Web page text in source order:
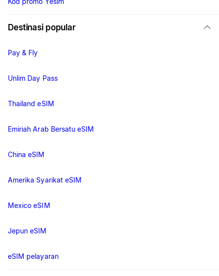
Destinasi popular
Pay & Fly
Unlim Day Pass
Thailand eSIM
Emiriah Arab Bersatu eSIM
China eSIM
Amerika Syarikat eSIM
Mexico eSIM
Jepun eSIM
eSIM pelayaran